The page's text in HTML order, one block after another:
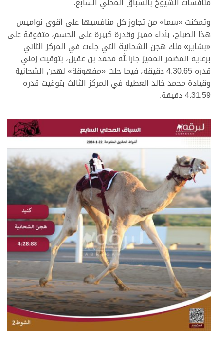
وتمكنت «سما» من تجاوز كل منافسيها على أقوى نواميس
هذا الصباح، بأداء مميز وقدرة كبيرة على الحسم، متفوقة على
«بشاير» ملك هجن الشحانية التي جاءت في المركز الثاني
برعاية المضمر المميز جارالله محمد بن عقيل، بتوقيت زمني
قدره 4.30.65 دقيقة، فيما حلت «مفهوقة» لهجن الشحانية
وقيادة محمد خالد العطية في المركز الثالث بتوقيت قدره
4.31.59 دقيقة.
.